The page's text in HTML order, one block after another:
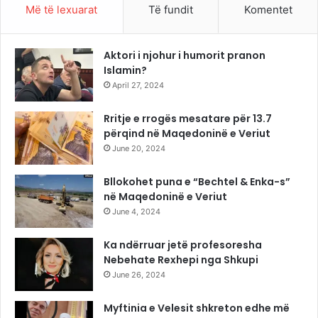
Më të lexuarat Të fundit Komentet
Aktori i njohur i humorit pranon
Islamin?
April 27, 2024
Rritje e rrogës mesatare për 13.7
përqind në Maqedoninë e Veriut
June 20, 2024
Bllokohet puna e “Bechtel & Enka-s”
në Maqedoninë e Veriut
June 4, 2024
Ka ndërruar jetë profesoresha
Nebehate Rexhepi nga Shkupi
June 26, 2024
Myftinia e Velesit shkreton edhe më